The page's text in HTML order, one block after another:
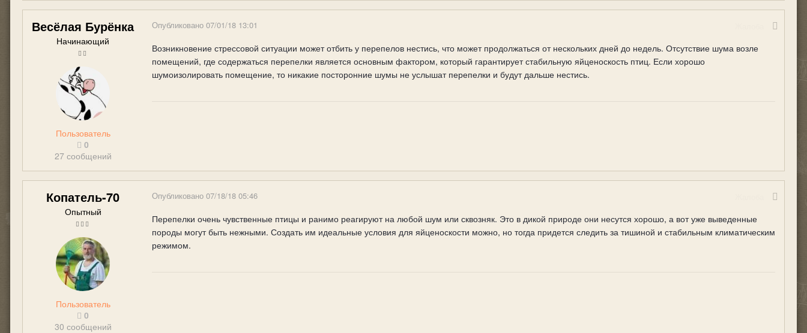
Весёлая Бурёнка
Начинающий
Пользователь
0
27 сообщений
Опубликовано 07/01/18 13:01
Возникновение стрессовой ситуации может отбить у перепелов нестись, что может продолжаться от нескольких дней до недель. Отсутствие шума возле
помещений, где содержаться перепелки является основным фактором, который гарантирует стабильную яйценоскость птиц. Если хорошо
шумоизолировать помещение, то никакие посторонние шумы не услышат перепелки и будут дальше нестись.
Копатель-70
Опытный
Пользователь
0
30 сообщений
Опубликовано 07/18/18 05:46
Перепелки очень чувственные птицы и ранимо реагируют на любой шум или сквозняк. Это в дикой природе они несутся хорошо, а вот уже выведенные
породы могут быть нежными. Создать им идеальные условия для яйценоскости можно, но тогда придется следить за тишиной и стабильным климатическим
режимом.